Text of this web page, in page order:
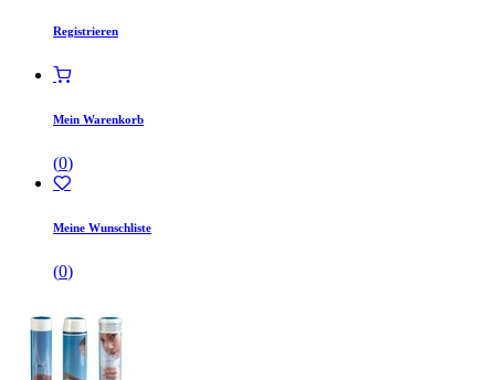
Registrieren
Mein Warenkorb
(0)
Meine Wunschliste
(0)